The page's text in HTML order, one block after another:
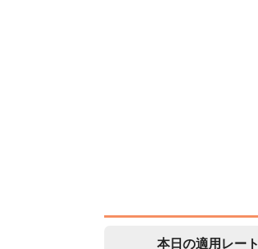
本日の適用レート